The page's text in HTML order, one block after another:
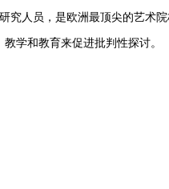
究人员，是欧洲最顶尖的艺术
学和教育来促进批判性探讨。